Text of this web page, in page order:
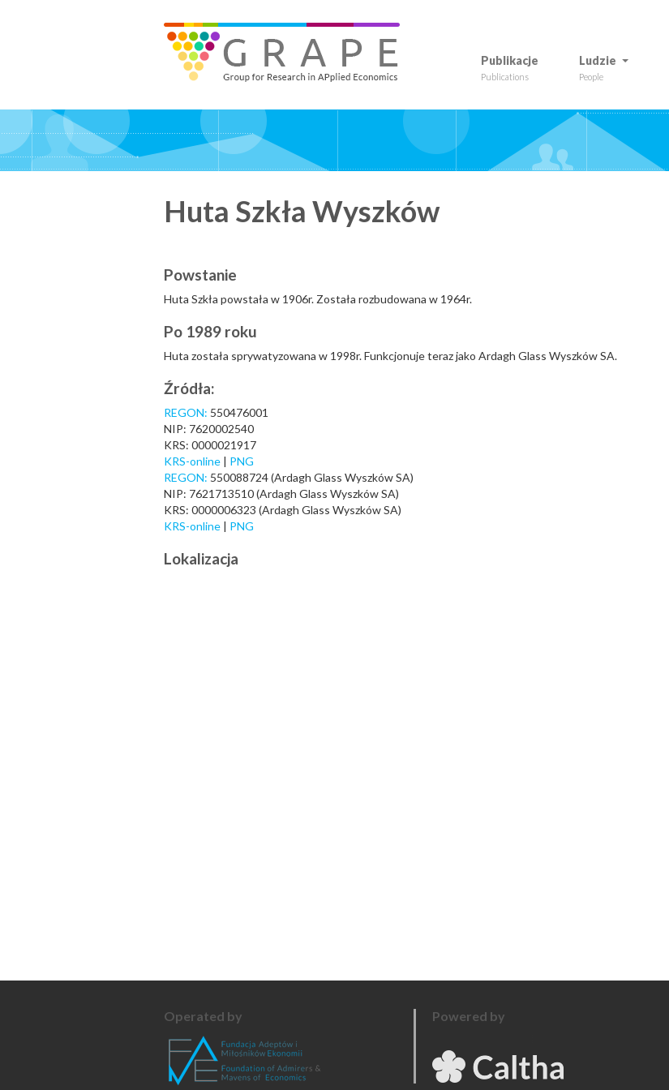
GRAPE - Group for Research in APplied Economics
Publikacje
Publications
Ludzie
People
Huta Szkła Wyszków
Powstanie
Huta Szkła powstała w 1906r. Została rozbudowana w 1964r.
Po 1989 roku
Huta została sprywatyzowana w 1998r. Funkcjonuje teraz jako Ardagh Glass Wyszków SA.
Źródła:
REGON: 550476001
NIP: 7620002540
KRS: 0000021917
KRS-online | PNG
REGON: 550088724 (Ardagh Glass Wyszków SA)
NIP: 7621713510 (Ardagh Glass Wyszków SA)
KRS: 0000006323 (Ardagh Glass Wyszków SA)
KRS-online | PNG
Lokalizacja
Operated by Powered by